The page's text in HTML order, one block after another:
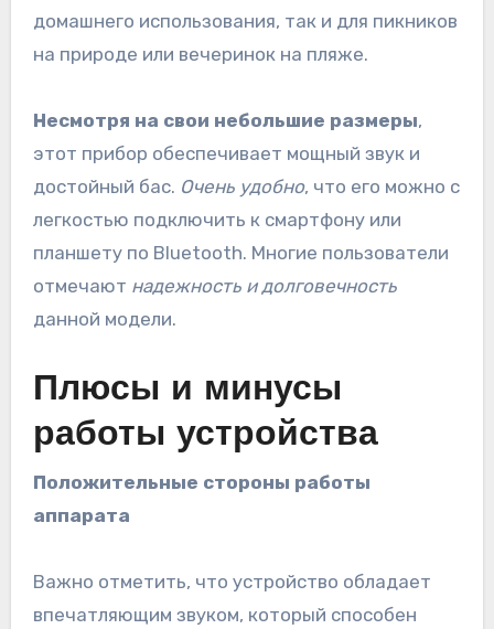
домашнего использования, так и для пикников
на природе или вечеринок на пляже.
Несмотря на свои небольшие размеры,
этот прибор обеспечивает мощный звук и
достойный бас. Очень удобно, что его можно с
легкостью подключить к смартфону или
планшету по Bluetooth. Многие пользователи
отмечают надежность и долговечность
данной модели.
Плюсы и минусы
работы устройства
Положительные стороны работы
аппарата
Важно отметить, что устройство обладает
впечатляющим звуком, который способен